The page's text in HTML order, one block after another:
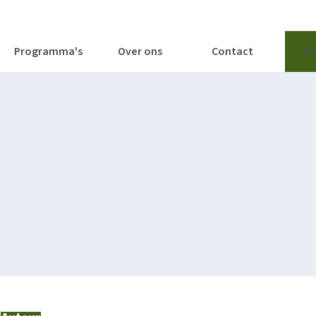
Programma's Over ons Contact Ik